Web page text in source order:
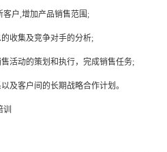
客户,增加产品销售范围;
收集及竞争对手的分析;
活动的策划和执行，完成销售任务;
及客户间的长期战略合作计划。
训